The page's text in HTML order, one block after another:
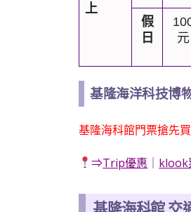
上
假
日
元
基隆海洋科技博
基隆海科館門票搶先買
⇒Trip優惠 klook